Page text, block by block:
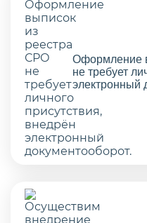
Оформление
не требует
электронный